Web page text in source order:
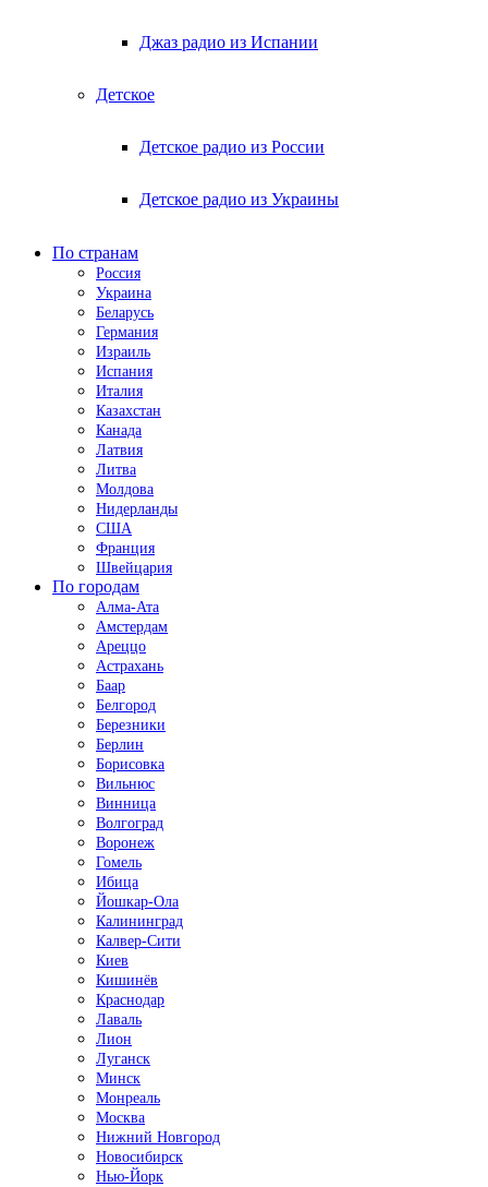
Джаз радио из Испании
Детское
Детское радио из России
Детское радио из Украины
По странам
Россия
Украина
Беларусь
Германия
Израиль
Испания
Италия
Казахстан
Канада
Латвия
Литва
Молдова
Нидерланды
США
Франция
Швейцария
По городам
Алма-Ата
Амстердам
Ареццо
Астрахань
Баар
Белгород
Березники
Берлин
Борисовка
Вильнюс
Винница
Волгоград
Воронеж
Гомель
Ибица
Йошкар-Ола
Калининград
Калвер-Сити
Киев
Кишинёв
Краснодар
Лаваль
Лион
Луганск
Минск
Монреаль
Москва
Нижний Новгород
Новосибирск
Нью-Йорк